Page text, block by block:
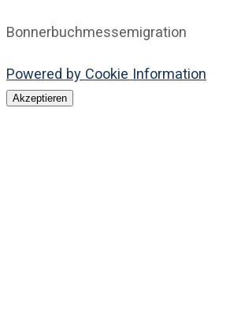
Bonnerbuchmessemigration
Powered by Cookie Information
Akzeptieren